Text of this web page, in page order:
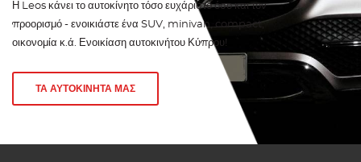
Η Leos κάνει το αυτοκίνητο τόσο ευχάριστο όσο και τον
προορισμό - ενοικιάστε ένα SUV, minivan, compact,
οικονομία κ.ά. Ενοικίαση αυτοκινήτου Κύπρου!
ΤΑ ΑΥΤΟΚΙΝΗΤΑ ΜΑΣ